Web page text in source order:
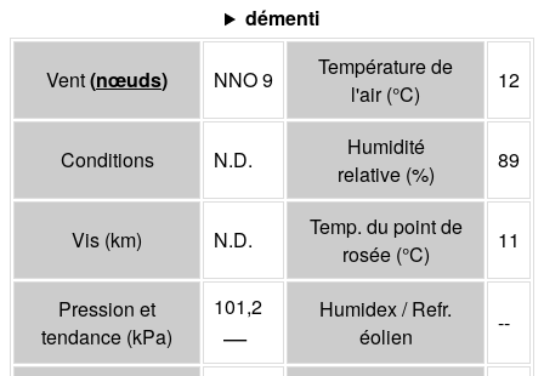
démenti
Vent(nœuds) NNO 9
Température de
l'air(°C)
12
Conditions N.D.
Humidité
relative (%)
89
Vis (km) N.D.
Temp. du point de
rosée (°C)
11
Pression et
tendance (kPa)
101,2
—
Humidex / Refr.
éolien
--